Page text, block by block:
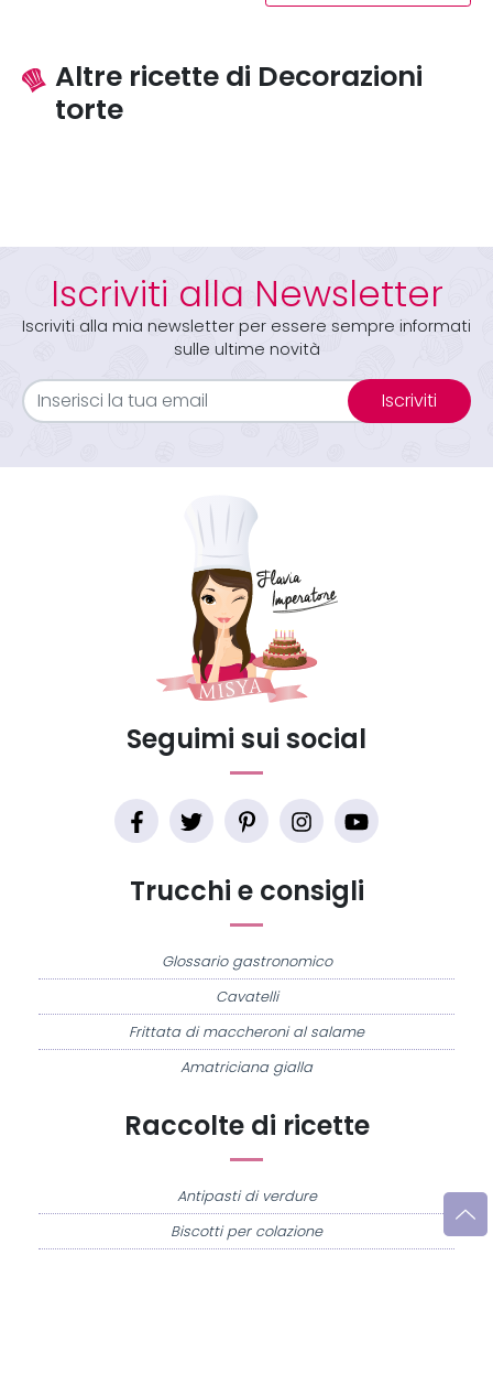
Altre ricette di Decorazioni
torte
Iscriviti alla Newsletter
Iscriviti alla mia newsletter per essere sempre informati
sulle ultime novità
Iscriviti
Raccolte di ricette
Antipasti di verdure
Biscotti per colazione
Trucchi e consigli
Glossario gastronomico
Cavatelli
Frittata di maccheroni al salame
Amatriciana gialla
Seguimi sui social